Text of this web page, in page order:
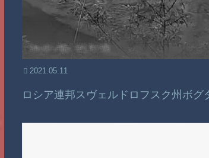
2021.05.11
ロシア連邦スヴェルドロフスク州ボグ